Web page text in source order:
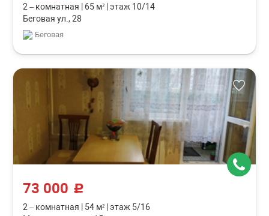
2 – комнатная 65 м² этаж 10/14
Беговая ул., 28
Беговая
73 000 c
2 – комнатная 54 м² этаж 5/16